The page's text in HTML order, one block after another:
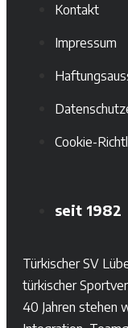
Kontakt
Impressum
Cookie-
seit 1982
Türkischer SV
türkischer
40 Jahren stehen